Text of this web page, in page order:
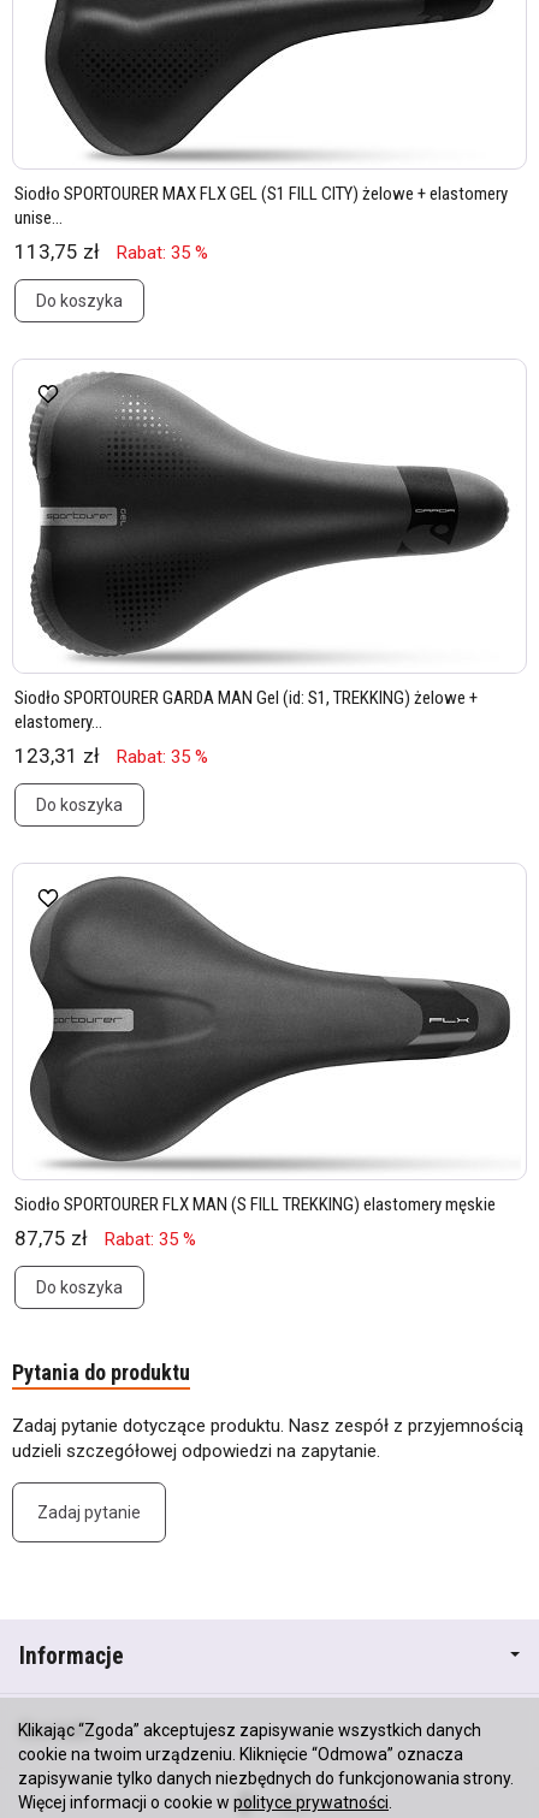
Siodło SPORTOURER MAX FLX GEL (S1 FILL CITY) żelowe + elastomery
unise...
113,75 zł Rabat: 35 %
Do koszyka
Siodło SPORTOURER GARDA MAN Gel (id: S1, TREKKING) żelowe +
elastomery...
123,31 zł Rabat: 35 %
Do koszyka
Siodło SPORTOURER FLX MAN (S FILL TREKKING) elastomery męskie
87,75 zł Rabat: 35 %
Do koszyka
Pytania do produktu
Zadaj pytanie dotyczące produktu. Nasz zespół z przyjemnością
udzieli szczegółowej odpowiedzi na zapytanie.
Zadaj pytanie
Informacje
Kontakt
Klikając “Zgoda” akceptujesz zapisywanie wszystkich danych
cookie na twoim urządzeniu. Kliknięcie “Odmowa” oznacza
zapisywanie tylko danych niezbędnych do funkcjonowania strony.
Więcej informacji o cookie w polityce prywatności